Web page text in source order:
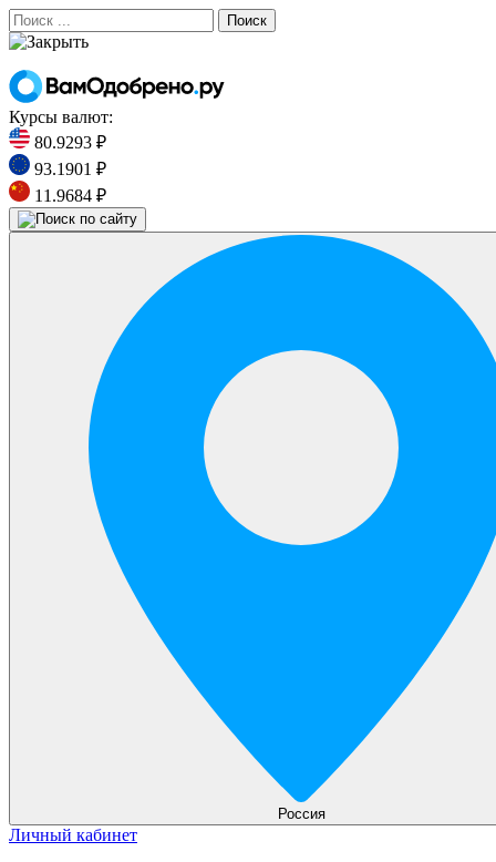
Поиск
Курсы валют:
80.9293 ₽
93.1901 ₽
11.9684 ₽
Россия
Личный кабинет